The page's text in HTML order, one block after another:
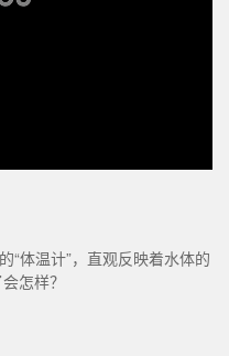
“体温计”，直观反映着水体的
怎样？